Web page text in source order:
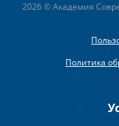
2026 © Академия
Политика